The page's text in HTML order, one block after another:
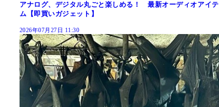
アナログ、デジタル丸ごと楽しめる！ 最新オーディオアイテ
ム【即買いガジェット】
2026年07月27日 11:30